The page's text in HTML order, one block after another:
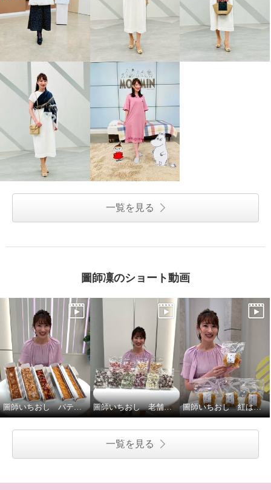
一覧を見る
圖師凜のショート動画
圖師いちおし パティシエ仕込み！本格タルト4ヶ月頒布会 圖師いちおし 老舗！クーベルチュールのこだわりアーモンドチョコ 7種特別セット 圖師いちおし 紅はるかのやわらか干し芋
一覧を見る